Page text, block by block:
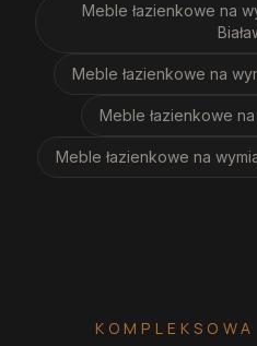
Meble łazienkowe na
Meble łazienkowe na
Meble łazienkowe
Meble łazienkowe na